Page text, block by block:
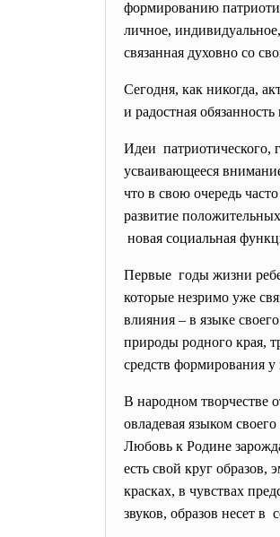
формированию
личное,
связанная духовно со
Сегодня, как никогда,
и радостная обязанность
Идеи патриотического,
усваивающееся
что в свою очередь
развитие
новая социальная
Первые годы жизни
которые незримо уже
влияния – в языке
природы родного края,
средств формирования
В народном творчестве
овладевая языком
Любовь к Родине
есть свой круг образов,
красках, в чувствах
звуков, образов несет в